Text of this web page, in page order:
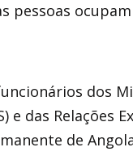
pessoas
dos
e das Relações
de